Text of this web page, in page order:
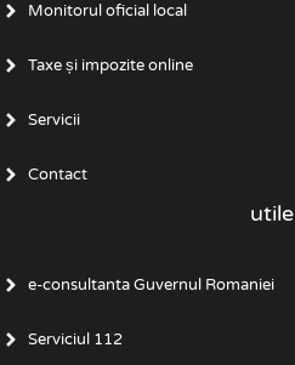
Monitorul oficial local
Taxe și impozite online
Servicii
Contact
utile
e-consultanta Guvernul Romaniei
Serviciul 112